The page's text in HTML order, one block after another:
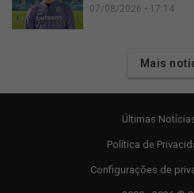
07/08/2026 • 17:14
Mais
Últimas
Política de
Configurações de